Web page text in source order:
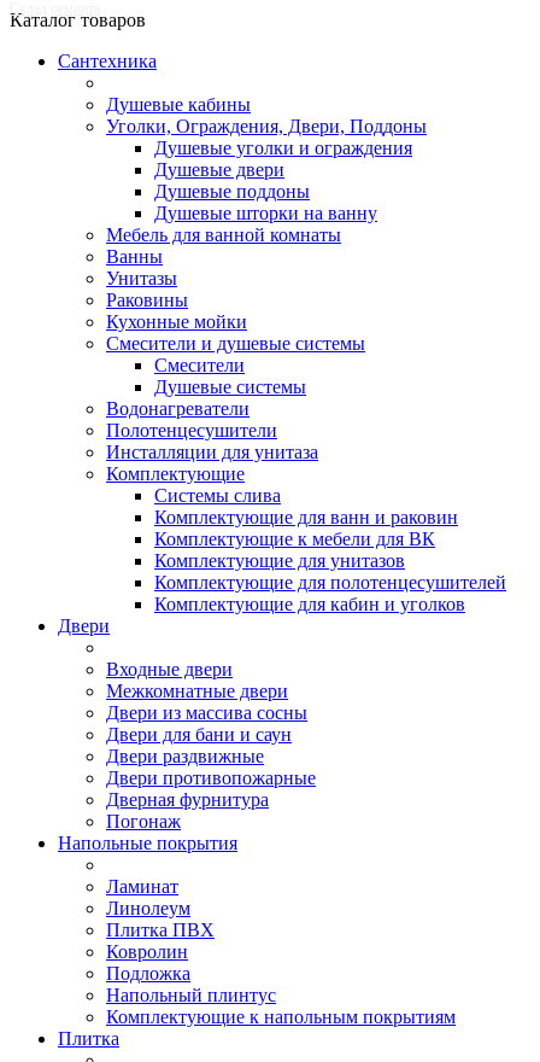
Каталог товаров
Сантехника
Душевые кабины
Уголки, Ограждения, Двери, Поддоны
Душевые уголки и ограждения
Душевые двери
Душевые поддоны
Душевые шторки на ванну
Мебель для ванной комнаты
Ванны
Унитазы
Раковины
Кухонные мойки
Смесители и душевые системы
Смесители
Душевые системы
Водонагреватели
Полотенцесушители
Инсталляции для унитаза
Комплектующие
Системы слива
Комплектующие для ванн и раковин
Комплектующие к мебели для ВК
Комплектующие для унитазов
Комплектующие для полотенцесушителей
Комплектующие для кабин и уголков
Двери
Входные двери
Межкомнатные двери
Двери из массива сосны
Двери для бани и саун
Двери раздвижные
Двери противопожарные
Дверная фурнитура
Погонаж
Напольные покрытия
Ламинат
Линолеум
Плитка ПВХ
Ковролин
Подложка
Напольный плинтус
Комплектующие к напольным покрытиям
Плитка